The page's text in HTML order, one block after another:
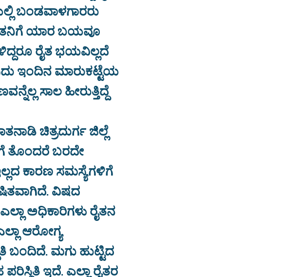
ಬಂಡವಾಳಗಾರರು
ಯಾರ ಬಯವೂ
ರೈತ ಭಯವಿಲ್ಲದೆ
ಇಂದಿನ ಮಾರುಕಟ್ಟೆಯ
ಸಾಲ ಹೀರುತ್ತಿದ್ದೆ
ಚಿತ್ರದುರ್ಗ ಜಿಲ್ಲೆ
ತೊಂದರೆ ಬರದೇ
ಕಾರಣ ಸಮಸ್ಯೆಗಳಿಗೆ
ವಿಷದ
ಅಧಿಕಾರಿಗಳು ರೈತನ
ಆರೋಗ್ಯ
ಬಂದಿದೆ. ಮಗು ಹುಟ್ಟಿದ
ಇದೆ. ಎಲ್ಲಾ ರೈತರ